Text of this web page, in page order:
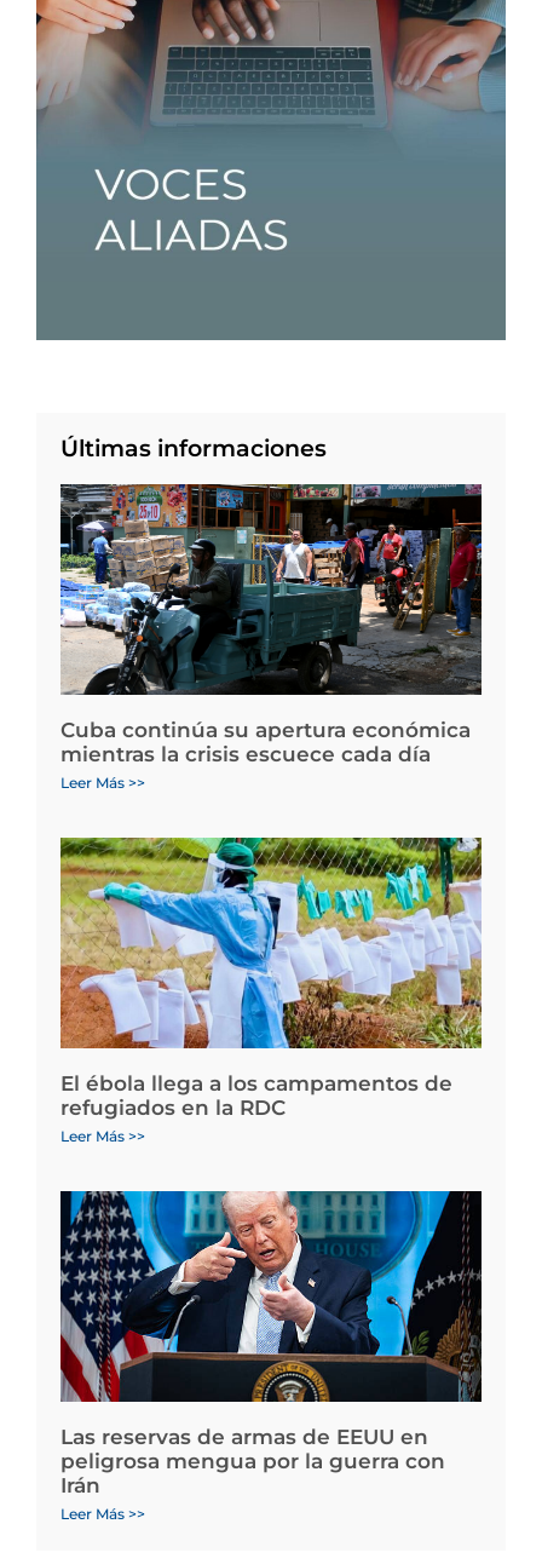
Últimas informaciones
Cuba continúa su apertura económica
mientras la crisis escuece cada día
Leer Más >>
El ébola llega a los campamentos de
refugiados en la RDC
Leer Más >>
Las reservas de armas de EEUU en
peligrosa mengua por la guerra con
Irán
Leer Más >>